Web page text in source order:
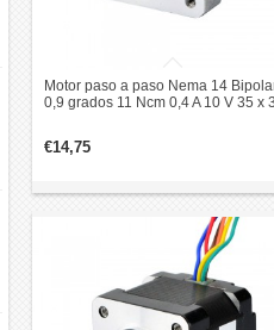
Motor paso a paso Nema 14
0,9 grados 11 Ncm 0,4 A 10 V 35 x
€14,75